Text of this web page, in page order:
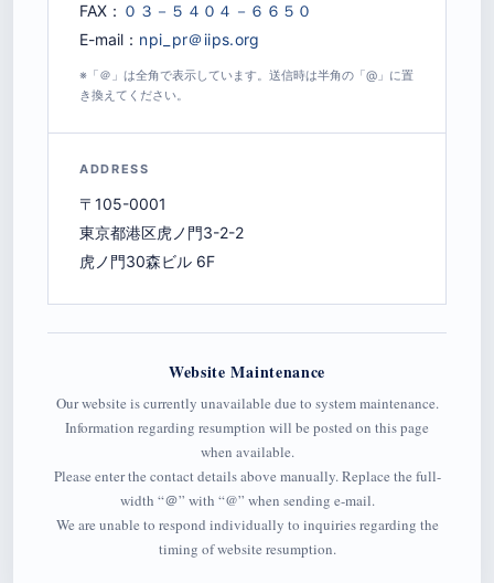
FAX：
E-mail：
※「＠」は全角で表示しています。送信時は半角の「@」に置
き換えてください。
ADDRESS
〒105-0001
東京都港区虎ノ門3-2-2
虎ノ門30森ビル 6F
Website Maintenance
Our website is currently unavailable due to system maintenance.
Information regarding resumption will be posted on this page
when available.
Please enter the contact details above manually. Replace the full-
width “＠” with “@” when sending e-mail.
We are unable to respond individually to inquiries regarding the
timing of website resumption.